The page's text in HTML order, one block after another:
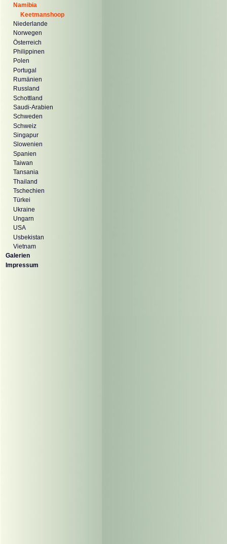
Namibia
Keetmanshoop
Niederlande
Norwegen
Österreich
Philippinen
Polen
Portugal
Rumänien
Russland
Schottland
Saudi-Arabien
Schweden
Schweiz
Singapur
Slowenien
Spanien
Taiwan
Tansania
Thailand
Tschechien
Türkei
Ukraine
Ungarn
USA
Usbekistan
Vietnam
Galerien
Impressum